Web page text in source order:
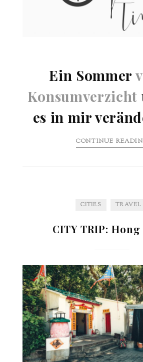
Ein Sommer
Konsumverzicht
es in mir
CONTINUE
CITIES TRAVEL
CITY TRIP: